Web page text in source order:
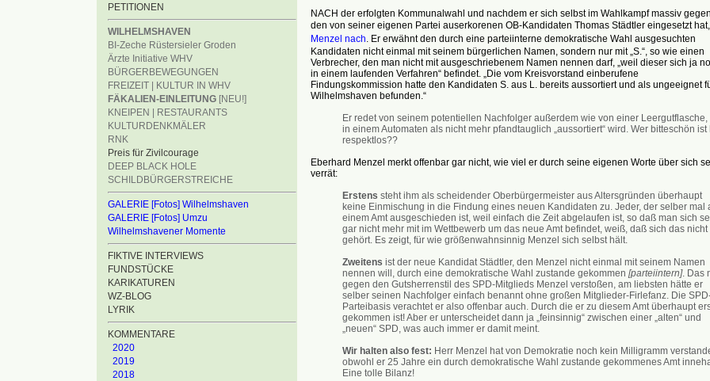
PETITIONEN
WILHELMSHAVEN
BI-Zeche Rüstersieler Groden
Ärzte Initiative WHV
BÜRGERBEWEGUNGEN
FREIZEIT | KULTUR IN WHV
FÄKALIEN-EINLEITUNG [NEU!]
KNEIPEN | RESTAURANTS
KULTURDENKMÄLER
RNK
Preis für Zivilcourage
DEEP BLACK HOLE
SCHILDBÜRGERSTREICHE
GALERIE [Fotos] Wilhelmshaven
GALERIE [Fotos] Umzu
Wilhelmshavener Momente
FIKTIVE INTERVIEWS
FUNDSTÜCKE
KARIKATUREN
WZ-BLOG
LYRIK
KOMMENTARE
2020
2019
2018
NACH der erfolgten Kommunalwahl und nachdem er sich selbst im Wahlkampf massiv
den von seiner eigenen Partei auserkorenen OB-Kandidaten Thomas Städtler eingesetzt
Menzel nach. Er erwähnt den durch eine parteiinterne demokratische Wahl ausgesuchten
Kandidaten nicht einmal mit seinem bürgerlichen Namen, sondern nur mit „S.“, so wie einen
Verbrecher, den man nicht mit ausgeschriebenem Namen nennen darf, „weil dieser sich ja
in einem laufenden Verfahren“ befindet. „Die vom Kreisvorstand einberufene
Findungskommission hatte den Kandidaten S. aus L. bereits aussortiert und als ungeeignet
Wilhelmshaven befunden.“
Er redet von seinem potentiellen Nachfolger außerdem wie von einer Leergutflasche,
in einem Automaten als nicht mehr pfandtauglich „aussortiert“ wird. Wer bitteschön ist
respektlos??
Eberhard Menzel merkt offenbar gar nicht, wie viel er durch seine eigenen Worte über sich
verrät:
Erstens steht ihm als scheidender Oberbürgermeister aus Altersgründen überhaupt
keine Einmischung in die Findung eines neuen Kandidaten zu. Jeder, der selber mal
einem Amt ausgeschieden ist, weil einfach die Zeit abgelaufen ist, so daß man sich
gar nicht mehr mit im Wettbewerb um das neue Amt befindet, weiß, daß sich das nicht
gehört. Es zeigt, für wie größenwahnsinnig Menzel sich selbst hält.
Zweitens ist der neue Kandidat Städtler, den Menzel nicht einmal mit seinem Namen
nennen will, durch eine demokratische Wahl zustande gekommen [parteiintern]. Das
gegen den Gutsherrenstil des SPD-Mitglieds Menzel verstoßen, am liebsten hätte er
selber seinen Nachfolger einfach benannt ohne großen Mitglieder-Firlefanz. Die
Parteibasis verachtet er also offenbar auch. Durch die er zu diesem Amt überhaupt
gekommen ist! Aber er unterscheidet dann ja „feinsinnig“ zwischen einer „alten“ und
„neuen“ SPD, was auch immer er damit meint.
Wir halten also fest: Herr Menzel hat von Demokratie noch kein Milligramm
obwohl er 25 Jahre ein durch demokratische Wahl zustande gekommenes Amt
Eine tolle Bilanz!